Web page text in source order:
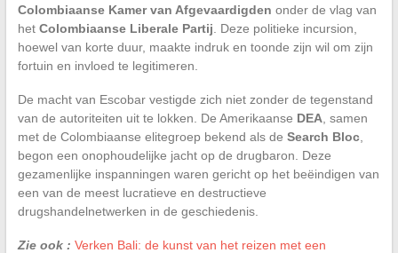
Colombiaanse Kamer van Afgevaardigden onder de vlag van
het Colombiaanse Liberale Partij . Deze politieke incursion,
hoewel van korte duur, maakte indruk en toonde zijn wil om zijn
fortuin en invloed te legitimeren.
De macht van Escobar vestigde zich niet zonder de tegenstand
van de autoriteiten uit te lokken. De Amerikaanse DEA, samen
met de Colombiaanse elitegroep bekend als de Search Bloc,
begon een onophoudelijke jacht op de drugbaron. Deze
gezamenlijke inspanningen waren gericht op het beëindigen van
een van de meest lucratieve en destructieve
drugshandelnetwerken in de geschiedenis.
Zie ook : Verken Bali: de kunst van het reizen met een